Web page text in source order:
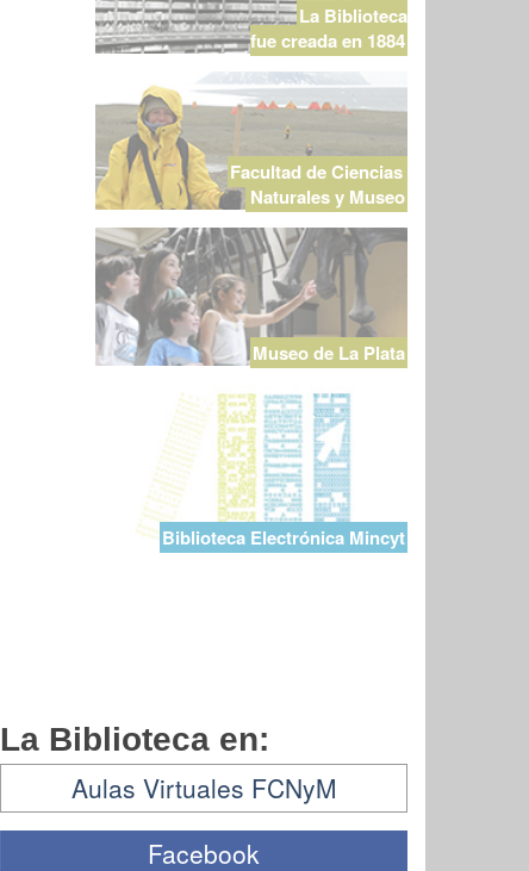
La Biblioteca
fue creada en 1884
Facultad de Ciencias
Naturales y Museo
Museo de La Plata
Biblioteca Electrónica Mincyt
La Biblioteca en:
Aulas Virtuales FCNyM
Facebook